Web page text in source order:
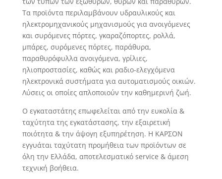
Τα προϊόντα περιλαμβάνουν υδραυλικούς και
ηλεκτρομηχανικούς μηχανισμούς για ανοιγόμενες
και συρόμενες πόρτες, γκαραζόπορτες, ρολλά,
μπάρες, συρόμενες πόρτες, παράθυρα,
παραθυρόφυλλα ανοιγόμενα, γρίλιες,
ηλιοπροστασίες, καθώς και ραδιο-ελεγχόμενα
ηλεκτρονικά συστήματα για αυτοματισμούς οικιών.
Λύσεις οι οποίες απλοποιούν την καθημερινή ζωή.
Ο εγκαταστάτης επωφελείται από την ευκολία &
ταχύτητα της εγκατάστασης, την εξαιρετική
ποιότητα & την άψογη εξυπηρέτηση. H ΚΑΡΣΟΝ
εγγυάται ταχύτατη προμήθεια των προϊόντων σε
όλη την Ελλάδα, αποτελεσματικό service & άμεση
τεχνική βοήθεια.